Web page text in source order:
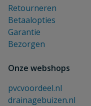
Retourneren
Betaalopties
Garantie
Bezorgen
Onze webshops
pvcvoordeel.nl
drainagebuizen.nl